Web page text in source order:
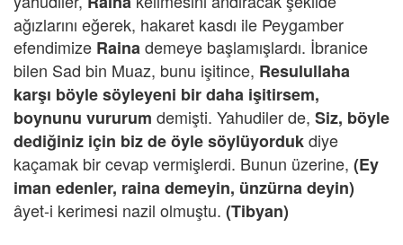
ağızlarını eğerek, hakaret kasdı ile Peygamber
efendimize Rainademeye başlamışlardı. İbranice
bilen Sad bin Muaz, bunu işitince, Resulullaha
karşı böyle söyleyeni bir daha işitirsem,
boynunu vururum demişti. Yahudiler de, Siz, böyle
dediğiniz için biz de öyle söylüyordukdiye
kaçamak bir cevap vermişlerdi. Bunun üzerine, (Ey
iman edenler, raina demeyin, ünzürna deyin)
âyet-i kerimesi nazil olmuştu. (Tibyan)